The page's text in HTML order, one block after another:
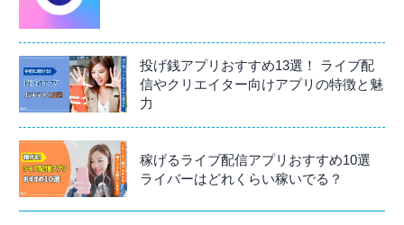
投げ銭アプリおすすめ13選！ ライブ配
信やクリエイター向けアプリの特徴と魅
力
稼げるライブ配信アプリおすすめ10選
ライバーはどれくらい稼いでる？